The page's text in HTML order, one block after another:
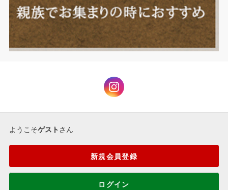
ようこそゲスト さん
新規会員登録
ログイン